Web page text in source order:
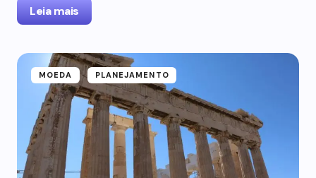
Leia mais
MOEDA PLANEJAMENTO